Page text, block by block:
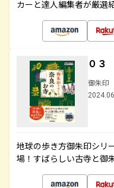
カーと達人編集者が厳選
０３
御朱印
地球の歩き方御朱印シリ
場！すばらしい古寺と御